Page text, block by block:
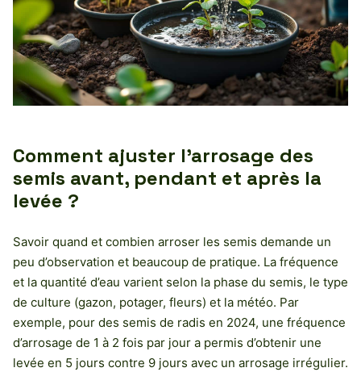
Comment ajuster l’arrosage des
semis avant, pendant et après la
levée ?
Savoir quand et combien arroser les semis demande un
peu d’observation et beaucoup de pratique. La fréquence
et la quantité d’eau varient selon la phase du semis, le type
de culture (gazon, potager, fleurs) et la météo. Par
exemple, pour des semis de radis en 2024, une fréquence
d’arrosage de 1 à 2 fois par jour a permis d’obtenir une
levée en 5 jours contre 9 jours avec un arrosage irrégulier.